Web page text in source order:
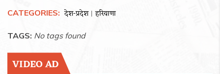
CATEGORIES: देश-प्रदेश | हरियाणा
TAGS: No tags found
VIDEO AD